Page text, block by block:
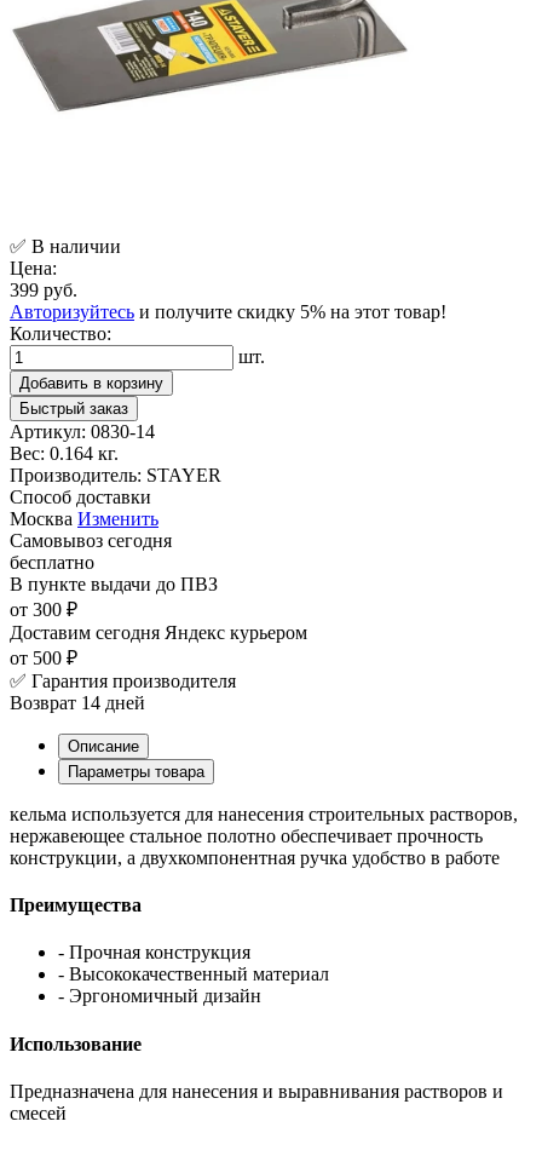
✅ В наличии
Цена:
399 руб.
Авторизуйтесь и получите скидку 5% на этот товар!
Количество:
шт.
Добавить в корзину
Быстрый заказ
Артикул: 0830-14
Вес: 0.164 кг.
Производитель: STAYER
Способ доставки
Москва Изменить
Самовывоз сегодня
бесплатно
В пункте выдачи до ПВЗ
от 300 ₽
Доставим сегодня Яндекс курьером
от 500 ₽
✅ Гарантия производителя
Возврат 14 дней
Описание
Параметры товара
кельма используется для нанесения строительных растворов,
нержавеющее стальное полотно обеспечивает прочность
конструкции, а двухкомпонентная ручка удобство в работе
Преимущества
- Прочная конструкция
- Высококачественный материал
- Эргономичный дизайн
Использование
Предназначена для нанесения и выравнивания растворов и
смесей